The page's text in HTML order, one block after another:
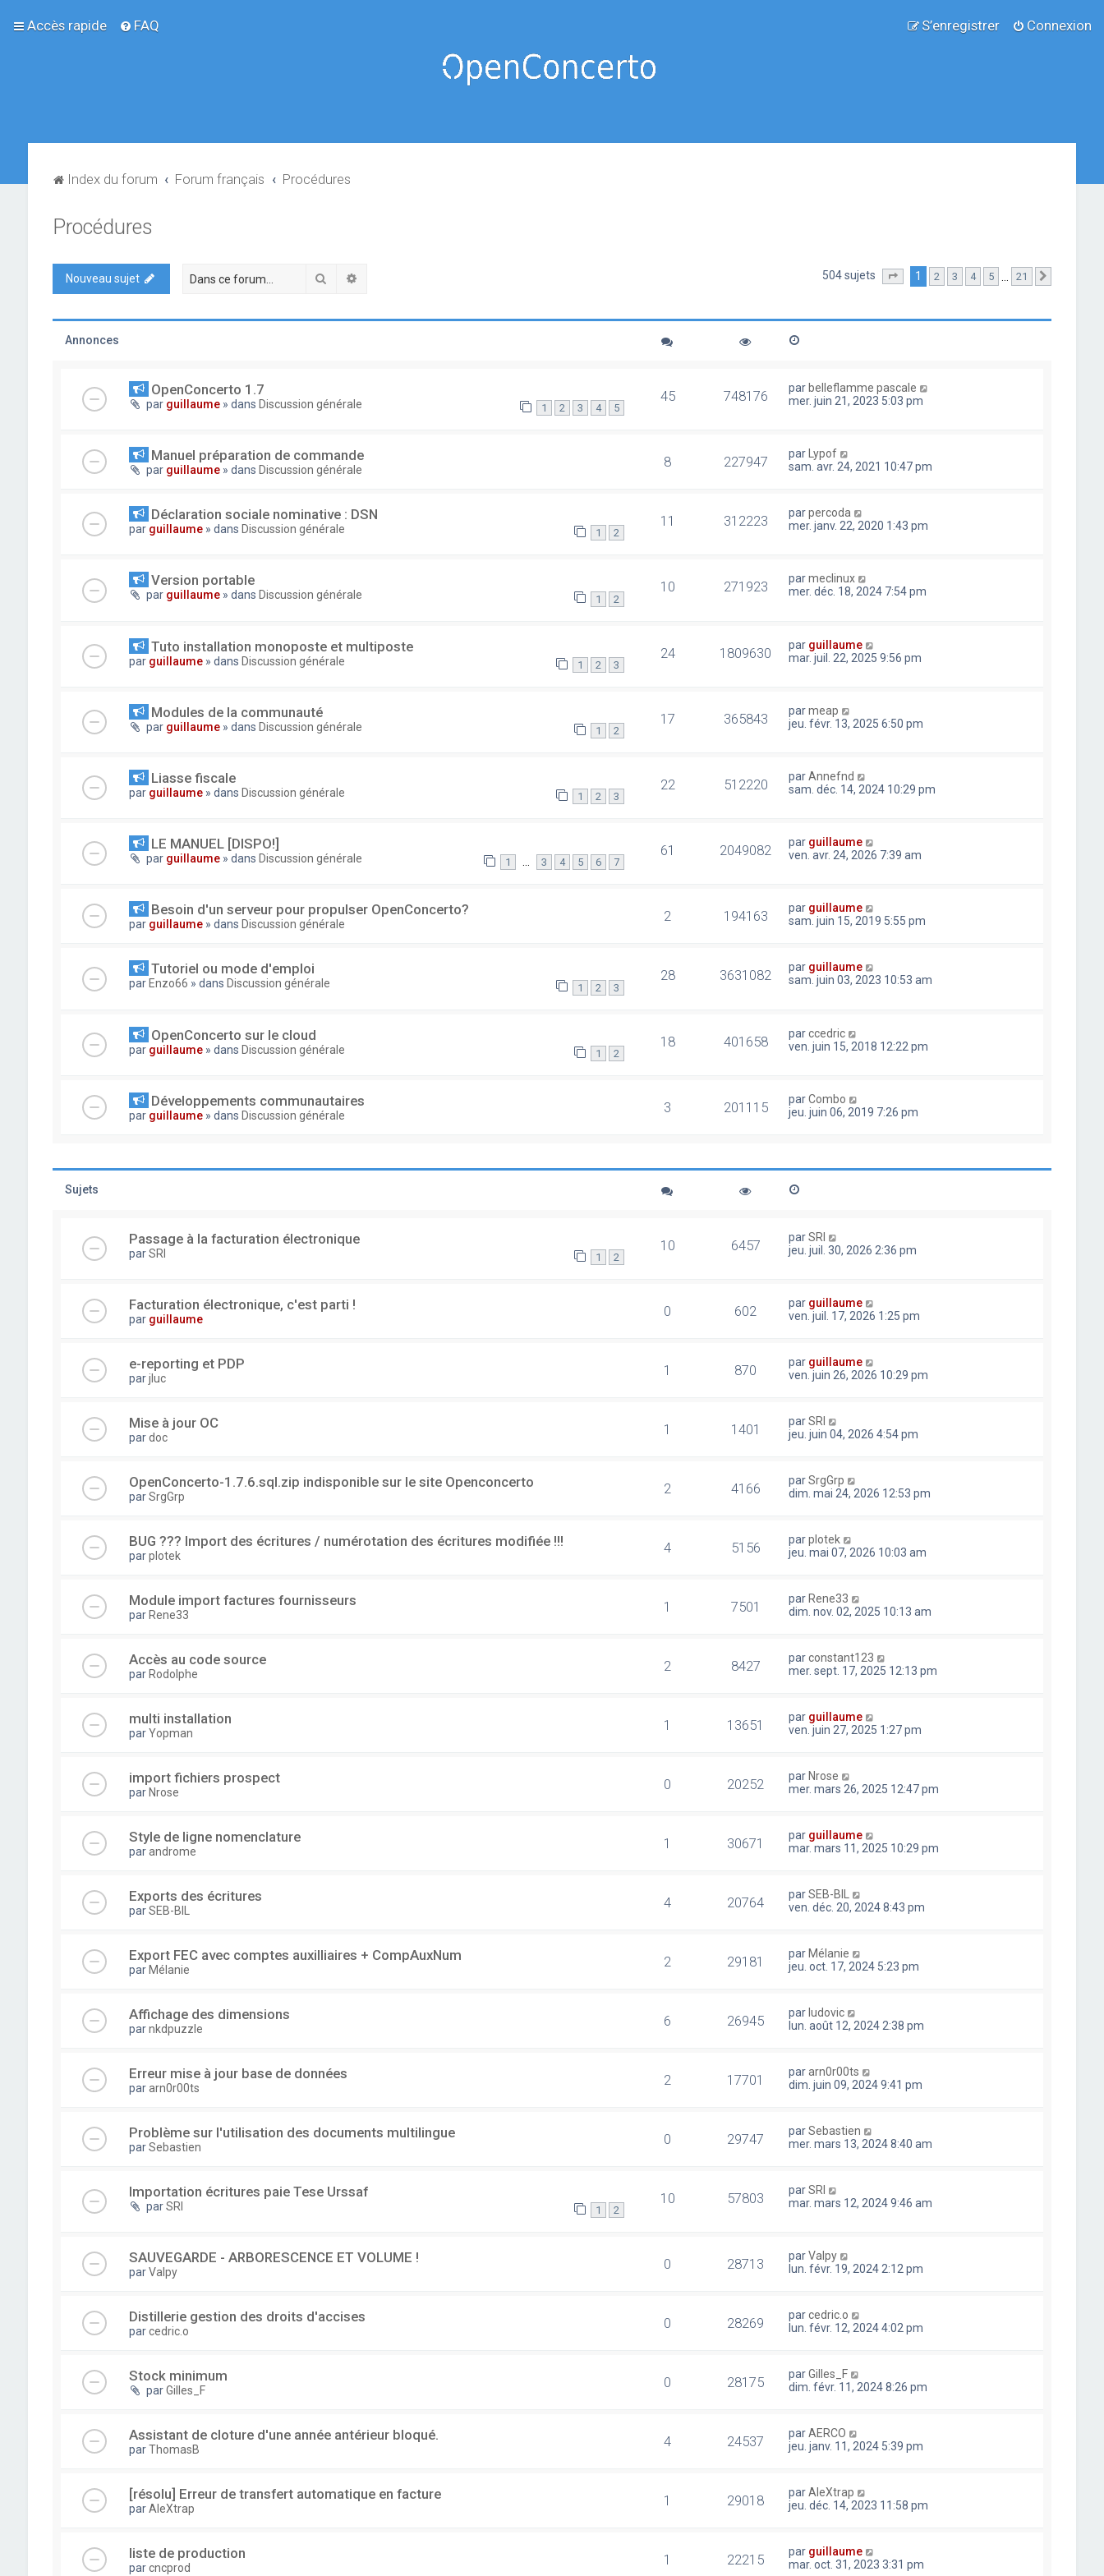
Accès rapide FAQ Connexion
S’enregistrer
Index du forum Forum français Procédures
Procédures
Nouveau sujet Rechercher 504 sujets Page sur 21
1 2 3 4 5 21
Annonces
OpenConcerto 1.7
par guillaume » dans Discussion générale 1 2 3 4 5
45 748176 par belleflamme pascale
mer. juin 21, 2023 5:03 pm
Manuel préparation de commande
par guillaume » dans Discussion générale 8 227947 par Lypof
sam. avr. 24, 2021 10:47 pm
Déclaration sociale nominative : DSN
par guillaume » dans Discussion générale 1 2
11 312223 parpercoda
mer. janv. 22, 2020 1:43 pm
Version portable
par guillaume » dans Discussion générale 1 2
10 271923 parmeclinux
mer. déc. 18, 2024 7:54 pm
Tuto installation monoposte et multiposte
par guillaume » dans Discussion générale 1 2 3
24 1809630 par guillaume
mar. juil. 22, 2025 9:56 pm
Modules de la communauté
par guillaume » dans Discussion générale 1 2
17 365843 parmeap
jeu. févr. 13, 2025 6:50 pm
Liasse fiscale
par guillaume » dans Discussion générale 1 2 3
22 512220 parAnnefnd
sam. déc. 14, 2024 10:29 pm
LE MANUEL [DISPO!]
par guillaume » dans Discussion générale 1 … 3 4 5 6 7
61 2049082 par guillaume
ven. avr. 24, 2026 7:39 am
Besoin d'un serveur pour propulser OpenConcerto?
par guillaume » dans Discussion générale 2 194163 par guillaume
sam. juin 15, 2019 5:55 pm
Tutoriel ou mode d'emploi
par Enzo66 » dans Discussion générale 1 2 3
28 3631082 par guillaume
sam. juin 03, 2023 10:53 am
OpenConcerto sur le cloud
par guillaume » dans Discussion générale 1 2
18 401658 parccedric
ven. juin 15, 2018 12:22 pm
Développements communautaires
par guillaume » dans Discussion générale 3 201115 parCombo
jeu. juin 06, 2019 7:26 pm
Sujets
Passage à la facturation électronique
parSRI 1 2
10 6457 parSRI
jeu. juil. 30, 2026 2:36 pm
Facturation électronique, c'est parti !
par guillaume 0 602 par guillaume
ven. juil. 17, 2026 1:25 pm
e-reporting et PDP
parjluc 1 870 par guillaume
ven. juin 26, 2026 10:29 pm
Mise à jour OC
pardoc 1 1401 parSRI
jeu. juin 04, 2026 4:54 pm
OpenConcerto-1.7.6.sql.zip indisponible sur le site Openconcerto
parSrgGrp 2 4166 parSrgGrp
dim. mai 24, 2026 12:53 pm
BUG ??? Import des écritures / numérotation des écritures modifiée !!!
parplotek 4 5156 parplotek
jeu. mai 07, 2026 10:03 am
Module import factures fournisseurs
par Rene33 1 7501 par Rene33
dim. nov. 02, 2025 10:13 am
Accès au code source
par Rodolphe 2 8427 parconstant123
mer. sept. 17, 2025 12:13 pm
multi installation
parYopman 1 13651 par guillaume
ven. juin 27, 2025 1:27 pm
import fichiers prospect
par Nrose 0 20252 par Nrose
mer. mars 26, 2025 12:47 pm
Style de ligne nomenclature
parandrome 1 30671 par guillaume
mar. mars 11, 2025 10:29 pm
Exports des écritures
parSEB-BIL 4 20764 parSEB-BIL
ven. déc. 20, 2024 8:43 pm
Export FEC avec comptes auxilliaires + CompAuxNum
par Mélanie 2 29181 par Mélanie
jeu. oct. 17, 2024 5:23 pm
Affichage des dimensions
parnkdpuzzle 6 26945 par ludovic
lun. août 12, 2024 2:38 pm
Erreur mise à jour base de données
pararn0r00ts 2 17701 pararn0r00ts
dim. juin 09, 2024 9:41 pm
Problème sur l'utilisation des documents multilingue
parSebastien 0 29747 parSebastien
mer. mars 13, 2024 8:40 am
Importation écritures paie Tese Urssaf
parSRI 1 2
10 57803 parSRI
mar. mars 12, 2024 9:46 am
SAUVEGARDE - ARBORESCENCE ET VOLUME !
parValpy 0 28713 parValpy
lun. févr. 19, 2024 2:12 pm
Distillerie gestion des droits d'accises
parcedric.o 0 28269 parcedric.o
lun. févr. 12, 2024 4:02 pm
Stock minimum
parGilles_F 0 28175 parGilles_F
dim. févr. 11, 2024 8:26 pm
Assistant de cloture d'une année antérieur bloqué.
parThomasB 4 24537 parAERCO
jeu. janv. 11, 2024 5:39 pm
[résolu] Erreur de transfert automatique en facture
parAleXtrap 1 29018 parAleXtrap
jeu. déc. 14, 2023 11:58 pm
liste de production
parcncprod 1 22215 par guillaume
mar. oct. 31, 2023 3:31 pm